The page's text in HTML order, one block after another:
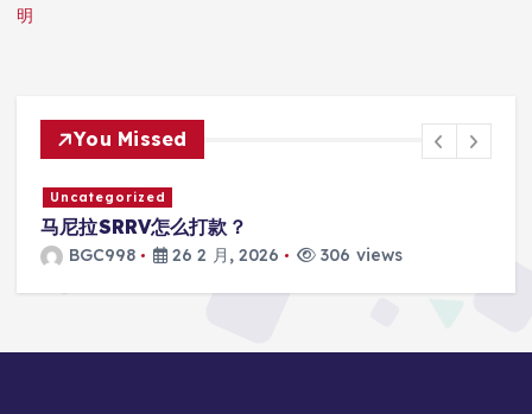
明
You Missed
Uncategorized
马尼拉SRRV怎么打款？
BGC998 26 2 月, 2026 306 views